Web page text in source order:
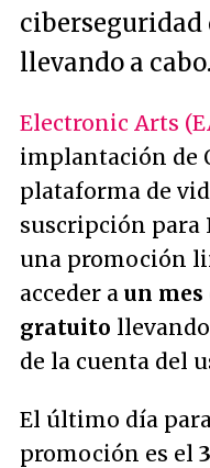
ciberseguridad
llevando a cabo.
Electronic Arts
implantación de
plataforma de
suscripción para
una promoción
acceder a un mes
gratuito
de la cuenta del
El último día
promoción es el